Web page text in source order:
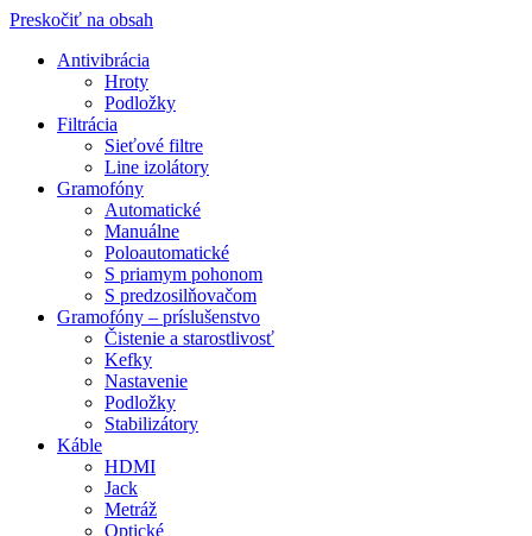
Preskočiť na obsah
Antivibrácia
Hroty
Podložky
Filtrácia
Sieťové filtre
Line izolátory
Gramofóny
Automatické
Manuálne
Poloautomatické
S priamym pohonom
S predzosilňovačom
Gramofóny – príslušenstvo
Čistenie a starostlivosť
Kefky
Nastavenie
Podložky
Stabilizátory
Káble
HDMI
Jack
Metráž
Optické